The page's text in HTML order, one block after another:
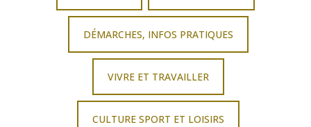
DÉMARCHES, INFOS PRATIQUES
VIVRE ET TRAVAILLER
CULTURE SPORT ET LOISIRS